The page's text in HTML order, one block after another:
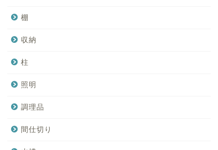
棚
収納
柱
照明
調理品
間仕切り